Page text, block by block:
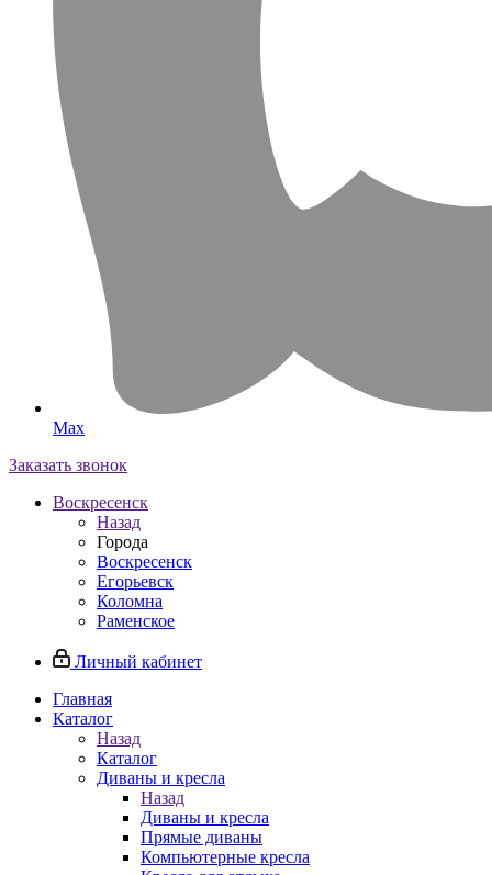
Max
Заказать звонок
Воскресенск
Назад
Города
Воскресенск
Егорьевск
Коломна
Раменское
Личный кабинет
Главная
Каталог
Назад
Каталог
Диваны и кресла
Назад
Диваны и кресла
Прямые диваны
Компьютерные кресла